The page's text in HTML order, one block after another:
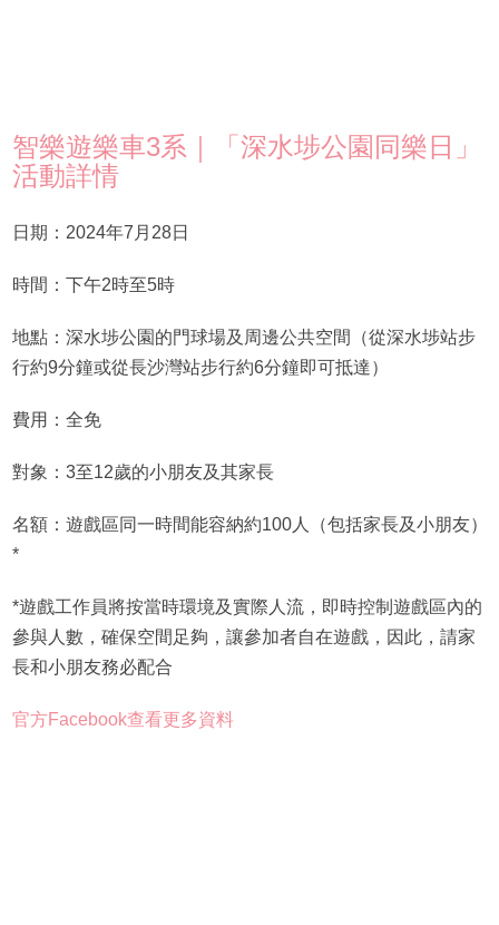
智樂遊樂車3系｜「深水埗公園同樂日」
活動詳情
日期：2024年7月28日
時間：下午2時至5時
地點：深水埗公園的門球場及周邊公共空間（從深水埗站步
行約9分鐘或從長沙灣站步行約6分鐘即可抵達）
費用：全免
對象：3至12歲的小朋友及其家長
名額：遊戲區同一時間能容納約100人（包括家長及小朋友）
*
*遊戲工作員將按當時環境及實際人流，即時控制遊戲區內的
參與人數，確保空間足夠，讓參加者自在遊戲，因此，請家
長和小朋友務必配合
官方Facebook查看更多資料